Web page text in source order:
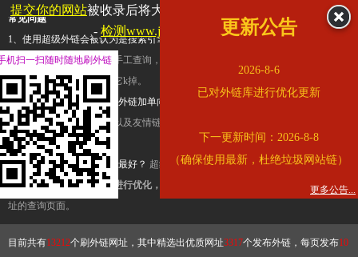
常见问题
1、使用超级外链会被认为是搜索引擎优化作弊吗？ 超级外链只是一个简便而集成
查询工具，模拟的是正常手工查询，不是作弊。如果是作弊，那您可以使用超级外
推广竞争对手的网址，让它k掉。
2、网站优化单纯依靠超级外链加单向链接可行吗？
链，需要结合普通的外链以及友情链接，您可以到站长论坛发布外链，到友情链接
台交换友情链接。
3、如何使用超级外链效果最好？ 超级外链不同于普通的外链，它是动态的链接，
有频繁使用超级外链工具进行优化，才能获得稳定的外链
，最终使搜索引擎收录带
址的查询页面。
目前共有13212个刷外链网址，其中精选出优质网址3317个发布外链，每页发布10
提交你的网站被收录后将大幅提升流量和外链，
查看展示页面
- 检测www.jdfjx.com是否收录更新公告
2026-8-6
已对外链库进行优化更新
下一更新时间：2026-8-8
（确保使用最新，杜绝垃圾网站链）
更多公告...
机扫一扫随时随地刷外链